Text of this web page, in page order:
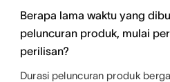
Berapa lama waktu yang
peluncuran produk, mulai
perilisan?
Durasi peluncuran produk